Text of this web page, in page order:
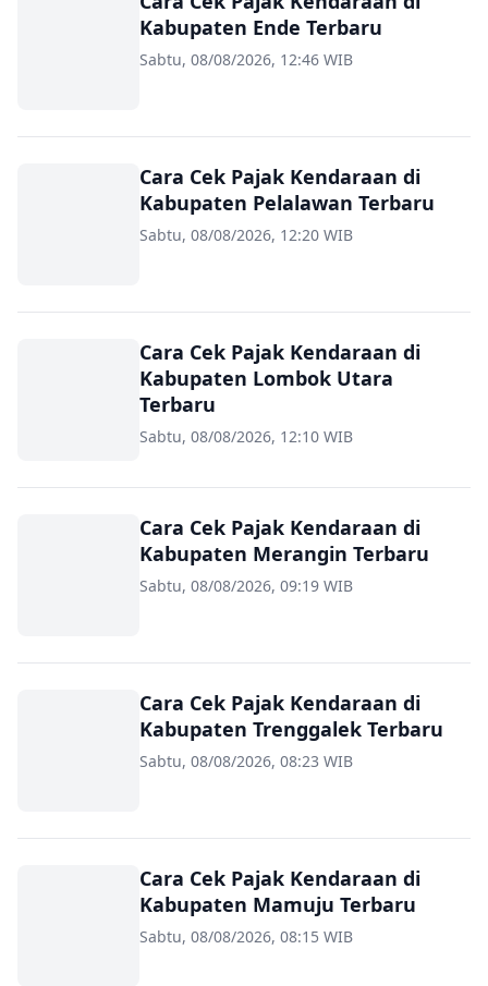
Kabupaten Ende Terbaru
Sabtu, 08/08/2026, 12:46 WIB
Cara Cek Pajak Kendaraan di
Kabupaten Pelalawan Terbaru
Sabtu, 08/08/2026, 12:20 WIB
Cara Cek Pajak Kendaraan di
Kabupaten Lombok Utara
Terbaru
Sabtu, 08/08/2026, 12:10 WIB
Cara Cek Pajak Kendaraan di
Kabupaten Merangin Terbaru
Sabtu, 08/08/2026, 09:19 WIB
Cara Cek Pajak Kendaraan di
Kabupaten Trenggalek Terbaru
Sabtu, 08/08/2026, 08:23 WIB
Cara Cek Pajak Kendaraan di
Kabupaten Mamuju Terbaru
Sabtu, 08/08/2026, 08:15 WIB